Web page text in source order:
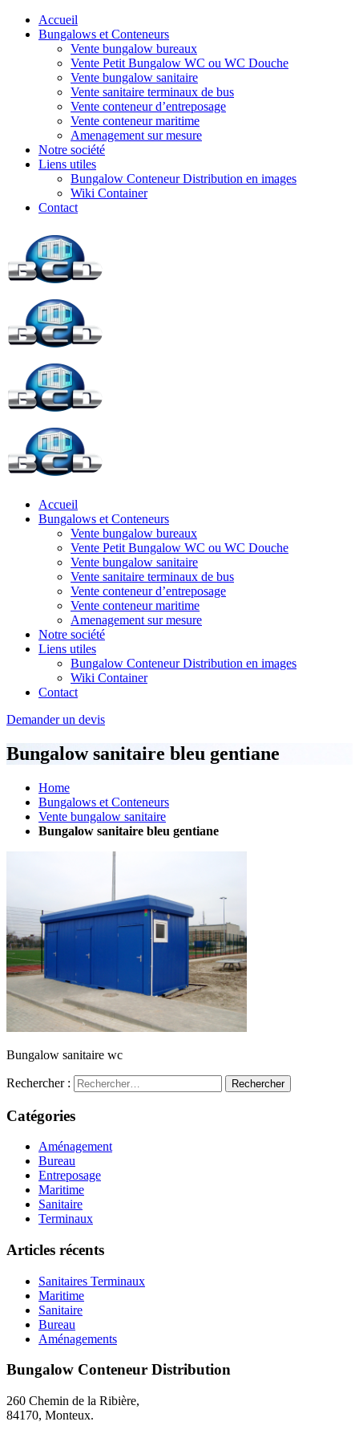
Accueil
Bungalows et Conteneurs
Vente bungalow bureaux
Vente Petit Bungalow WC ou WC Douche
Vente bungalow sanitaire
Vente sanitaire terminaux de bus
Vente conteneur d’entreposage
Vente conteneur maritime
Amenagement sur mesure
Notre société
Liens utiles
Bungalow Conteneur Distribution en images
Wiki Container
Contact
Accueil
Bungalows et Conteneurs
Vente bungalow bureaux
Vente Petit Bungalow WC ou WC Douche
Vente bungalow sanitaire
Vente sanitaire terminaux de bus
Vente conteneur d’entreposage
Vente conteneur maritime
Amenagement sur mesure
Notre société
Liens utiles
Bungalow Conteneur Distribution en images
Wiki Container
Contact
Demander un devis
Bungalow sanitaire bleu gentiane
Home
Bungalows et Conteneurs
Vente bungalow sanitaire
Bungalow sanitaire bleu gentiane
Bungalow sanitaire wc
Rechercher :
Catégories
Aménagement
Bureau
Entreposage
Maritime
Sanitaire
Terminaux
Articles récents
Sanitaires Terminaux
Maritime
Sanitaire
Bureau
Aménagements
Bungalow Conteneur Distribution
260 Chemin de la Ribière,
84170, Monteux.